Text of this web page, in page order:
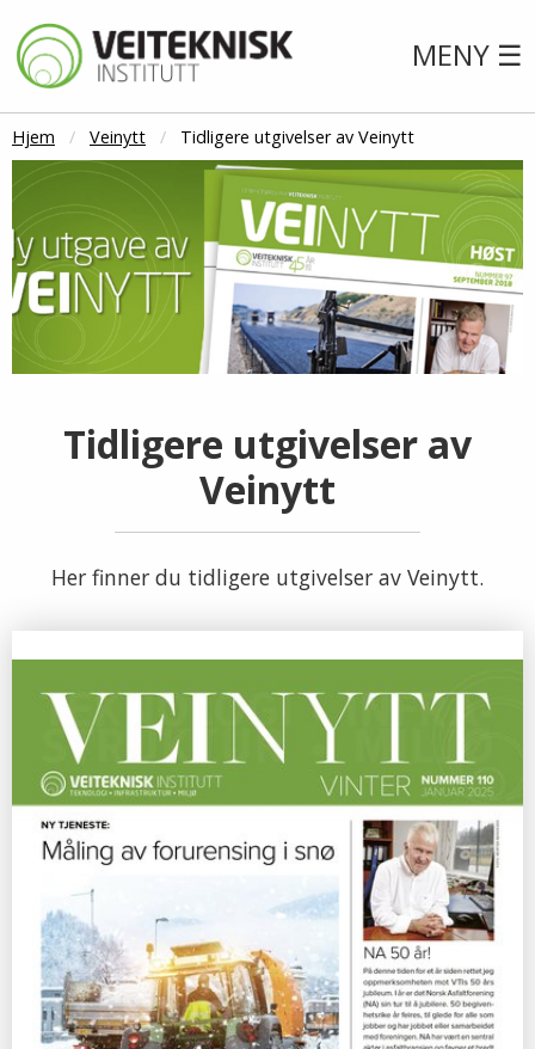
MENY ☰
Hjem Veinytt Tidligere utgivelser av Veinytt
Tidligere utgivelser av
Veinytt
Her finner du tidligere utgivelser av Veinytt.